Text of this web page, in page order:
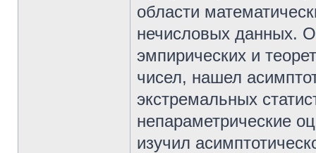
области
нечисловых данных.
эмпирических и
чисел, нашел
экстремальных
непараметрические
изучил